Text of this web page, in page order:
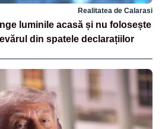
Realitatea de Calarasi
luminile acasă și nu folosește
din spatele declarațiilor